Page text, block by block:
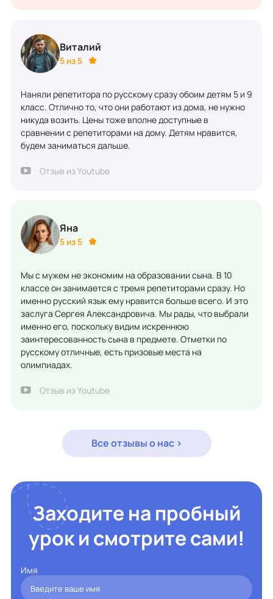
Виталий
5 из 5
Наняли репетитора по русскому сразу обоим детям 5 и 9
класс. Отлично то, что они работают из дома, не нужно
никуда возить. Цены тоже вполне доступные в
сравнении с репетиторами на дому. Детям нравится,
будем заниматься дальше.
Отзыв из Youtube
Яна
5 из 5
Мы с мужем не экономим на образовании сына. В 10
классе он занимается с тремя репетиторами сразу. Но
именно русский язык ему нравится больше всего. И это
заслуга Сергея Александровича. Мы рады, что выбрали
именно его, поскольку видим искреннюю
заинтересованность сына в предмете. Отметки по
русскому отличные, есть призовые места на
олимпиадах.
Отзыв из Youtube
Все отзывы о нас >
Заходите на пробный
урок и смотрите сами!
Имя